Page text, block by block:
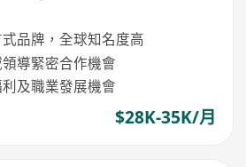
品牌，全球知名度高
導緊密合作機會
及職業發展機會
$28K-35K/月